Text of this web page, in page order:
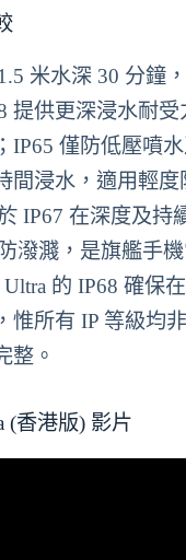
米水深 30 分鐘
提供更深浸水耐受
IP65 僅防低壓噴
間浸水，適用輕度
IP67 在深度及持
潑濺，是旗艦手
的 IP68 確保
惟所有 IP 等級均
整。
(香港版) 影片